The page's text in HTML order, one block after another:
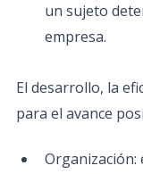
un sujeto
empresa.
El desarrollo, la
para el avance
Organización: